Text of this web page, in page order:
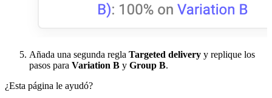
Añada una segunda regla Targeted delivery y replique los
pasos para Variation B y Group B.
¿Esta página le ayudó?